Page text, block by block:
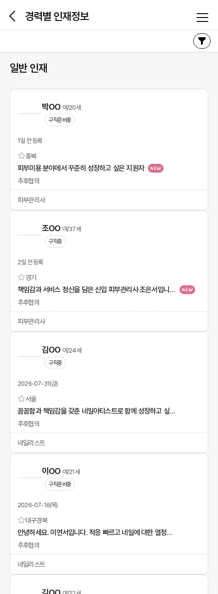
경력별 인재정보
일반 인재
박OO 여/20세
구직준비중
1일 전 등록
충북
피부미용 분야에서 꾸준히 성장하고 싶은 지원자
추후협의
피부관리사
조OO 여/37세
구직중
2일 전 등록
경기
책임감과 서비스 정신을 담은 신입 피부관리사 조은서입니다.
추후협의
피부관리사
김OO 여/24세
구직중
2026-07-31(금)
서울
꼼꼼함과 책임감을 갖춘 네일아티스트로 함께 성장하고 싶습니다!
추후협의
네일리스트
이OO 여/21세
구직준비중
2026-07-16(목)
대구경북
안녕하세요. 이연서입니다. 적응 빠르고 네일에 대한 열정이 많습니다.
추후협의
네일리스트